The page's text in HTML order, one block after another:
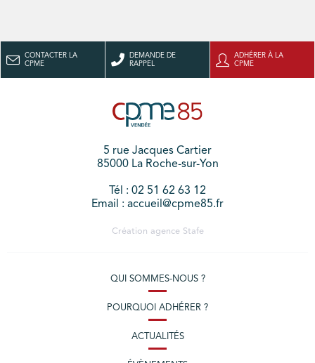
CONTACTER LA
CPME
DEMANDE DE
RAPPEL
ADHÉRER À LA
CPME
5 rue Jacques Cartier
85000 La Roche-sur-Yon
Tél : 02 51 62 63 12
Email : accueil@cpme85.fr
Création agence Stafe
QUI SOMMES-NOUS ?
POURQUOI ADHÉRER ?
ACTUALITÉS